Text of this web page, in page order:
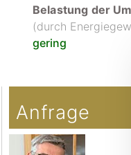
Belastung der
(durch
gering
Copyright
JoomShopping
Anfrage